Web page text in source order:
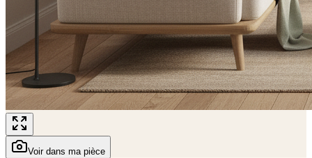
Voir dans ma pièce